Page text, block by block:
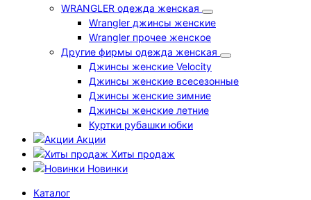
WRANGLER одежда женская
Wrangler джинсы женские
Wrangler прочее женское
Другие фирмы одежда женская
Джинсы женские Velocity
Джинсы женские всесезонные
Джинсы женские зимние
Джинсы женские летние
Куртки рубашки юбки
Акции
Хиты продаж
Новинки
Каталог